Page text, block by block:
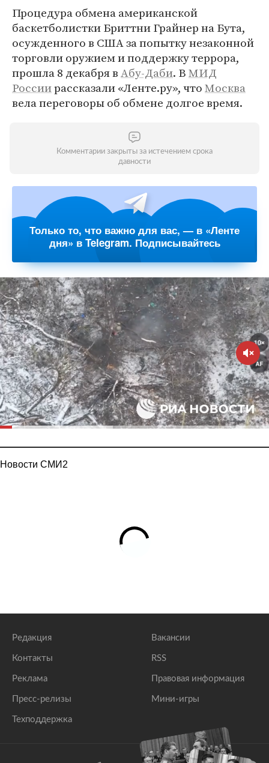
Процедура обмена американской
баскетболистки Бриттни Грайнер на Бута,
осужденного в США за попытку незаконной
торговли оружием и поддержку террора,
прошла 8 декабря вАбу-Даби. ВМИД
Россиирассказали «Ленте.ру», чтоМосква
вела переговоры об обмене долгое время.
Комментарии закрыты за истечением срока
давности
Только то, что важно для вас, — в «Ленте
дня» в Telegram. Подписывайтесь
Новости СМИ2
Редакция
Контакты
Реклама
Пресс-релизы
Техподдержка
Вакансии
RSS
Правовая информация
Мини-игры